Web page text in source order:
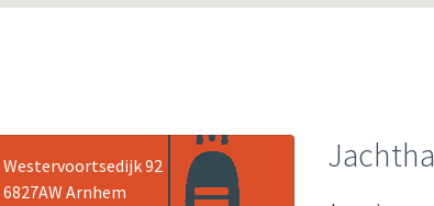
Westervoortsedijk 92
6827AW Arnhem